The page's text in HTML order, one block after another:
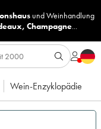
undWeinhandlung
, Champagne...
Wein-Enzyklopädie